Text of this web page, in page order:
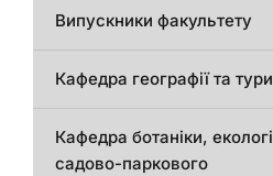
Випускники факультету
Кафедра географії та
Кафедра ботаніки,
садово-паркового